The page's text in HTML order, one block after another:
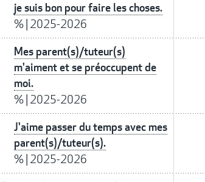
je suis bon pour faire les choses.
%| 2025-2026
Mes parent(s)/tuteur(s)
m'aiment et se préoccupent de
moi.
%| 2025-2026
J'aime passer du temps avec mes
parent(s)/tuteur(s).
%| 2025-2026